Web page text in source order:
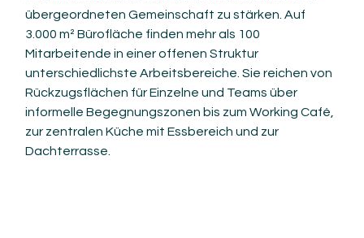
übergeordneten Gemeinschaft zu stärken. Auf
3.000 m² Bürofläche finden mehr als 100
Mitarbeitende in einer offenen Struktur
unterschiedlichste Arbeitsbereiche. Sie reichen von
Rückzugsflächen für Einzelne und Teams über
informelle Begegnungszonen bis zum Working Café,
zur zentralen Küche mit Essbereich und zur
Dachterrasse.